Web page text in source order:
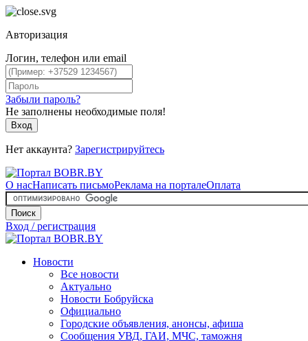
Авторизация
Логин, телефон или email
Забыли пароль?
Не заполнены необходимые поля!
Вход
Нет аккаунта? Зарегистрируйтесь
О насНаписать письмоРеклама на порталеОплата
Поиск
Вход / регистрация
Новости
Все новости
Актуально
Новости Бобруйска
Официально
Городские объявления, анонсы, афиша
Сообщения УВД, ГАИ, МЧС, таможня